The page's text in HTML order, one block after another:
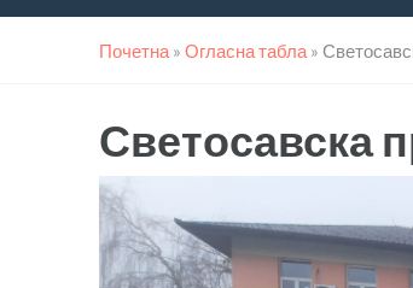
Почетна » Огласна табла »
Светосавска